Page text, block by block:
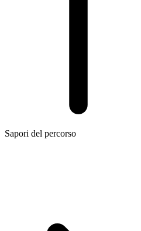
Sapori del percorso